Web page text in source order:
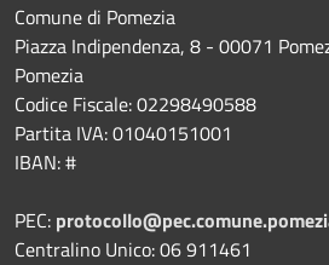
Comune di Pomezia
Piazza Indipendenza, 8 - 00071
Pomezia
Codice Fiscale: 02298490588
Partita IVA: 01040151001
IBAN: #
PEC:
Centralino Unico: 06 911461